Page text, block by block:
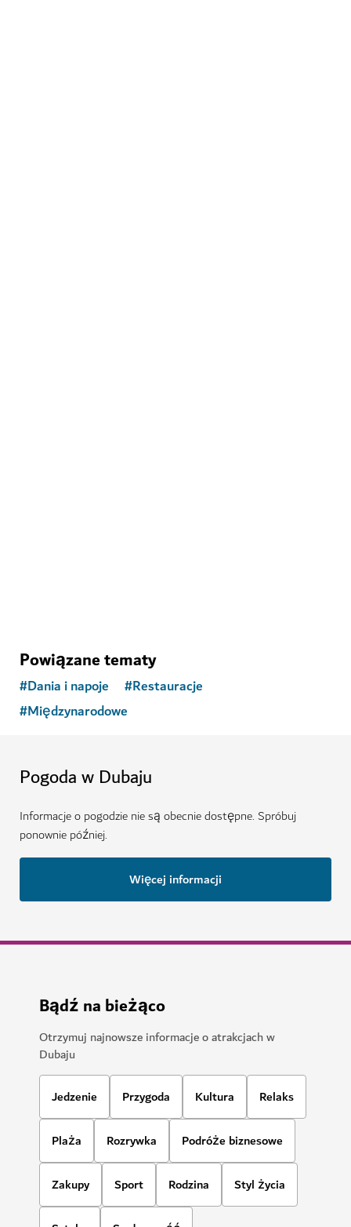
Powiązane tematy
#Dania i napoje #Restauracje
#Międzynarodowe
Pogoda w Dubaju
Informacje o pogodzie nie są obecnie dostępne. Spróbuj
ponownie później.
Więcej informacji
Bądź na bieżąco
Otrzymuj najnowsze informacje o atrakcjach w
Dubaju
Jedzenie Przygoda Kultura Relaks
Plaża Rozrywka Podróże biznesowe
Zakupy Sport Rodzina Styl życia